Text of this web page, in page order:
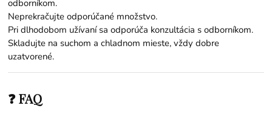
odborníkom.
Neprekračujte odporúčané množstvo.
Pri dlhodobom užívaní sa odporúča konzultácia s odborníkom.
Skladujte na suchom a chladnom mieste, vždy dobre
uzatvorené.
❓ FAQ